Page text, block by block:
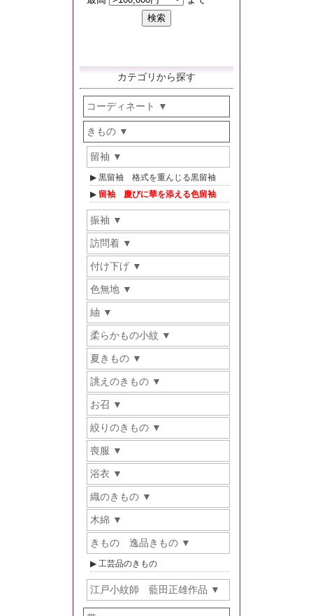
カテゴリから探す
コーディネート
きもの
留袖
黒留袖 格式を重んじる黒留袖
留袖 慶びに華を添える色留袖
振袖
訪問着
付け下げ
色無地
紬
柔らかもの小紋
夏きもの
誂えのきもの
お召
絞りのきもの
喪服
浴衣
織のきもの
木綿
きもの 逸品きもの
工芸品のきもの
江戸小紋師 藍田正雄作品